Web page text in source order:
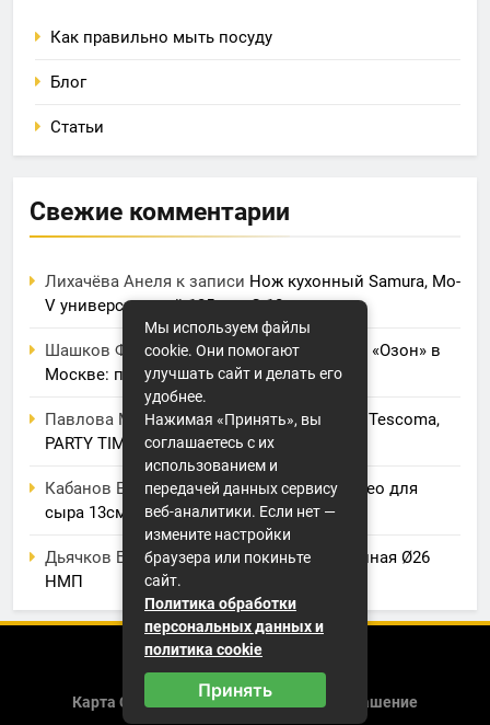
Как правильно мыть посуду
Блог
Статьи
Свежие комментарии
Лихачёва Анеля к записи Нож кухонный Samura, Mo-
V универсальный 125 мм, G-10
Шашков Фролк записиФулфилмент для «Озон» в
Москве: полный обзор услуг и цен
Павлова Маринак записиЭлектрогриль Tescoma,
PARTY TIME
Кабанов Евсейк записиНож BergHOFF, Leo для
сыра 13см
Дьячков Бориск записи Крышка стеклянная Ø26
НМП
Карта Сайта Пользовательское Соглашение
Мы используем файлы
cookie. Они помогают
улучшать сайт и делать его
удобнее.
Нажимая «Принять», вы
соглашаетесь с их
использованием и
передачей данных сервису
веб-аналитики. Если нет —
измените настройки
браузера или покиньте
сайт.
Политика обработки
персональных данных и
политика cookie
Принять